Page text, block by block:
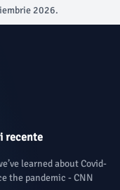
2026.
recente
learned about Covid-
the pandemic - CNN